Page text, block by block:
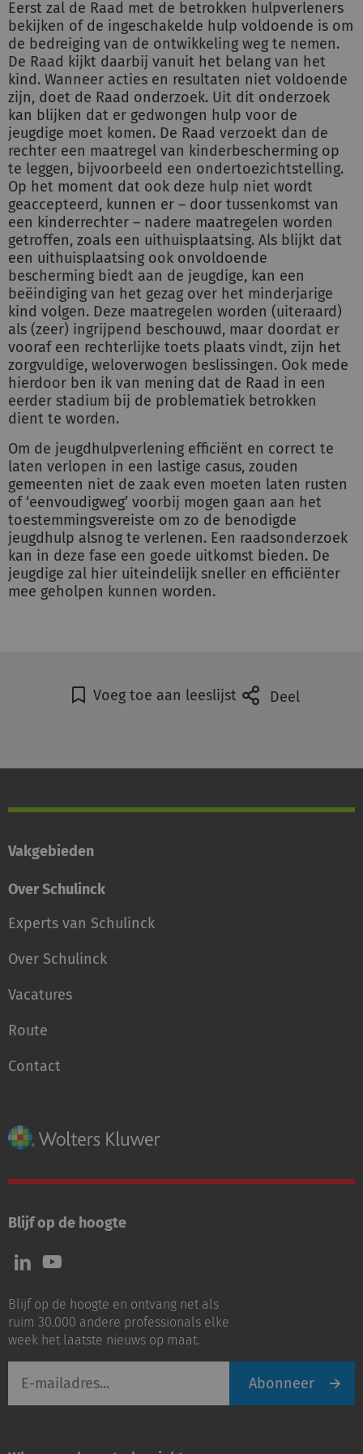
Eerst zal de Raad met de betrokken hulpverleners
bekijken of de ingeschakelde hulp voldoende is om
de bedreiging van de ontwikkeling weg te nemen.
De Raad kijkt daarbij vanuit het belang van het
kind. Wanneer acties en resultaten niet voldoende
zijn, doet de Raad onderzoek. Uit dit onderzoek
kan blijken dat er gedwongen hulp voor de
jeugdige moet komen. De Raad verzoekt dan de
rechter een maatregel van kinderbescherming op
te leggen, bijvoorbeeld een ondertoezichtstelling.
Op het moment dat ook deze hulp niet wordt
geaccepteerd, kunnen er – door tussenkomst van
een kinderrechter – nadere maatregelen worden
getroffen, zoals een uithuisplaatsing. Als blijkt dat
een uithuisplaatsing ook onvoldoende
bescherming biedt aan de jeugdige, kan een
beëindiging van het gezag over het minderjarige
kind volgen. Deze maatregelen worden (uiteraard)
als (zeer) ingrijpend beschouwd, maar doordat er
vooraf een rechterlijke toets plaats vindt, zijn het
zorgvuldige, weloverwogen beslissingen. Ook mede
hierdoor ben ik van mening dat de Raad in een
eerder stadium bij de problematiek betrokken
dient te worden.
Om de jeugdhulpverlening efficiënt en correct te
laten verlopen in een lastige casus, zouden
gemeenten niet de zaak even moeten laten rusten
of ‘eenvoudigweg’ voorbij mogen gaan aan het
toestemmingsvereiste om zo de benodigde
jeugdhulp alsnog te verlenen. Een raadsonderzoek
kan in deze fase een goede uitkomst bieden. De
jeugdige zal hier uiteindelijk sneller en efficiënter
mee geholpen kunnen worden.
Voeg toe aan leeslijst Deel
Vakgebieden
Over Schulinck
Experts van Schulinck
Over Schulinck
Vacatures
Route
Contact
Blijf op de hoogte
Volg
ons
LinkedIn
Volg
ons
Youtube
Blijf op de hoogte en ontvang net als
ruim 30.000 andere professionals elke
week het laatste nieuws op maat.
mailadres
Abonneer